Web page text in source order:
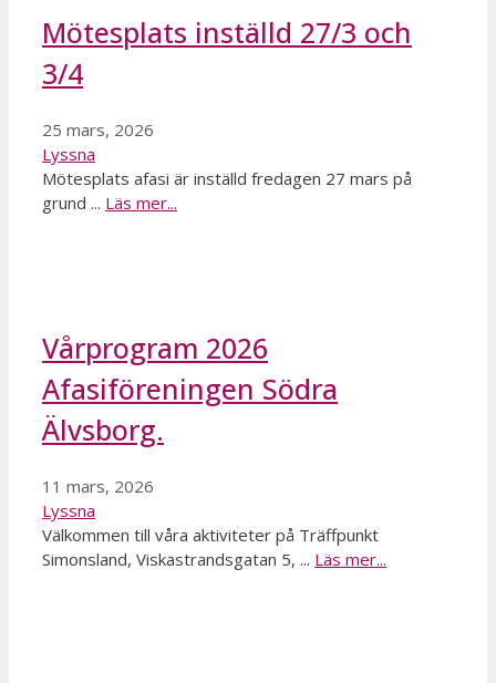
Mötesplats inställd 27/3 och
3/4
25 mars, 2026
Lyssna
Mötesplats afasi är inställd fredagen 27 mars på
grund ... Läs mer...
Vårprogram 2026
Afasiföreningen Södra
Älvsborg.
11 mars, 2026
Lyssna
Välkommen till våra aktiviteter på Träffpunkt
Simonsland, Viskastrandsgatan 5, ... Läs mer...